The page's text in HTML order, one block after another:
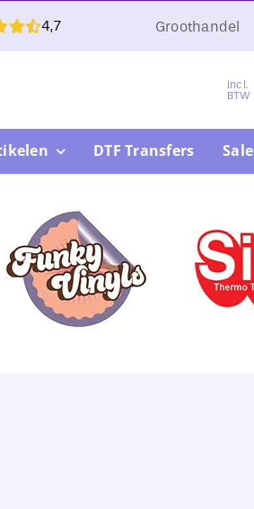
4,7 Groothandel
Incl.
BTW
DTF Transfers Sale